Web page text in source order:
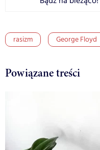
rasizm George Floyd
Powiązane treści